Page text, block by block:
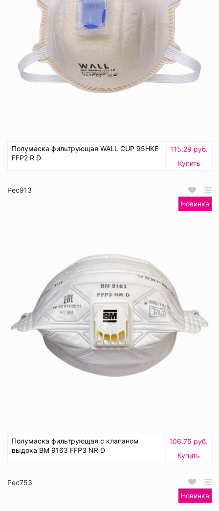
Полумаска фильтрующая WALL CUP 95HKE
FFP2 R D
115.29 руб.
Купить
Рес913
Новинка
Полумаска фильтрующая с клапаном
выдоха ВМ 9163 FFP3 NR D
106.75 руб.
Купить
Рес753
Новинка